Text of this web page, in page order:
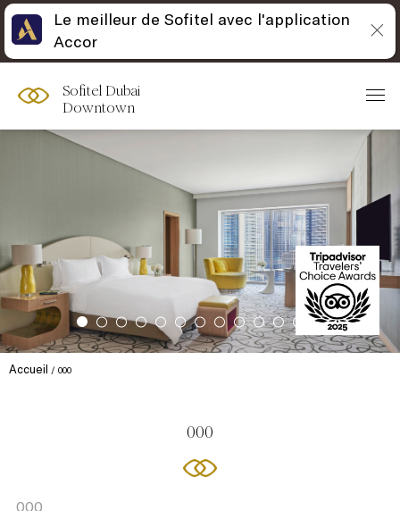
Sofitel Dubai
Downtown
Accueil 000
000
000
Le meilleur de Sofitel avec l'application
Accor